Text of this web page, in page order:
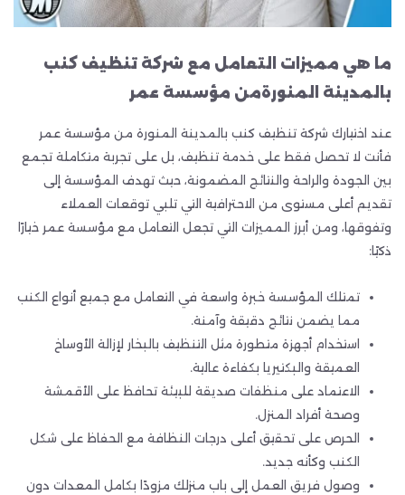
ما هي مميزات التعامل مع شركة تنظيف كنب
بالمدينة المنورةمن مؤسسة عمر
عند اختيارك شركة تنظيف كنب بالمدينة المنورة من مؤسسة عمر
فأنت لا تحصل فقط على خدمة تنظيف، بل على تجربة متكاملة تجمع
بين الجودة والراحة والنتائج المضمونة، حيث تهدف المؤسسة إلى
تقديم أعلى مستوى من الاحترافية التي تلبي توقعات العملاء
وتفوقها، ومن أبرز المميزات التي تجعل التعامل مع مؤسسة عمر خيارًا
ذكيًا:
تمتلك المؤسسة خبرة واسعة في التعامل مع جميع أنواع الكنب
مما يضمن نتائج دقيقة وآمنة.
استخدام أجهزة متطورة مثل التنظيف بالبخار لإزالة الأوساخ
العميقة والبكتيريا بكفاءة عالية.
الاعتماد على منظفات صديقة للبيئة تحافظ على الأقمشة
وصحة أفراد المنزل.
الحرص على تحقيق أعلى درجات النظافة مع الحفاظ على شكل
الكنب وكأنه جديد.
وصول فريق العمل إلى باب منزلك مزودًا بكامل المعدات دون